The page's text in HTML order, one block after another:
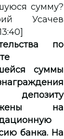
сумму?
Усачев
по
суммы
на
банка. На